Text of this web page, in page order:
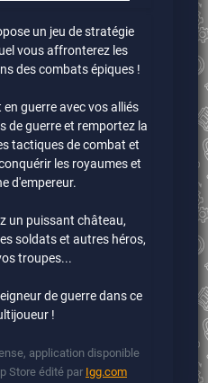
un jeu de stratégie
vous affronterez les
des combats épiques !
guerre avec vos alliés
de guerre et remportez la
tactiques de combat et
les royaumes et
d'empereur.
un puissant château,
soldats et autres héros,
troupes...
de guerre dans ce
!
application disponible
Store édité par Igg.com